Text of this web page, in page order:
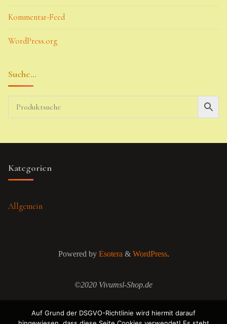
Kommentar-Feed
WordPress.org
Suche…
Kategorien
Allgemein
Powered byEsotera& WordPress.
©2020 Vivumsl-Shop.de
Auf Grund der DSGVO-Richtlinie wird hiermit darauf